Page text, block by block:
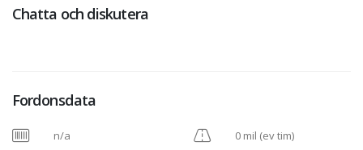
Chatta och diskutera
Fordonsdata
n/a
0 mil (ev tim)